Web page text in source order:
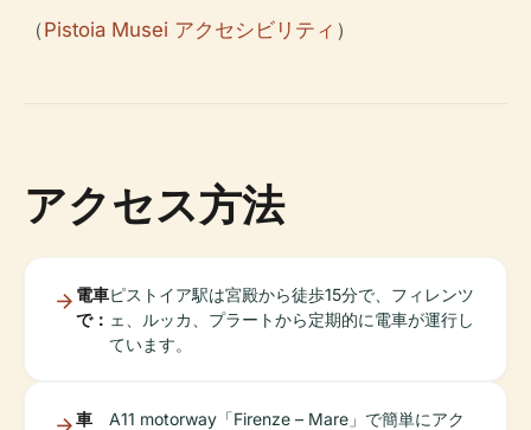
（Pistoia Musei アクセシビリティ ）
アクセス方法
電車
で：
ピストイア駅は宮殿から徒歩15分で、フィレンツ
ェ、ルッカ、プラートから定期的に電車が運行し
ています。
車
A11 motorway「Firenze – Mare」で簡単にアク